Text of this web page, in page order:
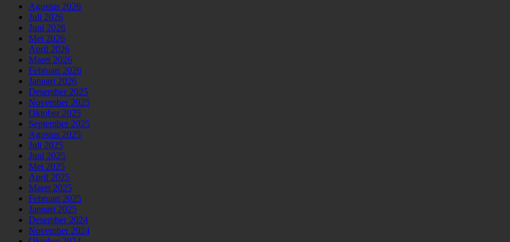
Agustus 2026
Juli 2026
Juni 2026
Mei 2026
April 2026
Maret 2026
Februari 2026
Januari 2026
Desember 2025
November 2025
Oktober 2025
September 2025
Agustus 2025
Juli 2025
Juni 2025
Mei 2025
April 2025
Maret 2025
Februari 2025
Januari 2025
Desember 2024
November 2024